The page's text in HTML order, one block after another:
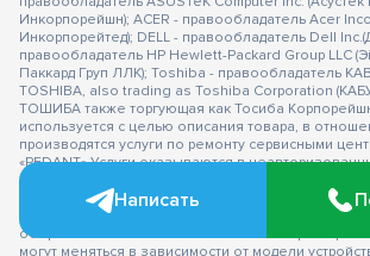
Инкорпорейшн); ACER - правообладатель Acer
Инкорпорейтед); DELL - правообладатель Dell
правообладатель HP Hewlett-Packard Group LLC
Паккард Груп ЛЛК); Toshiba - правообладатель
TOSHIBA, also trading as Toshiba Corporation
ТОШИБА также торгующая как Тосиба
используется с целью описания товара, в
производятся услуги по ремонту сервисными
«PEDANT».Услуги оказываются в
центрах «PEDANT», не связанными с компаниями
товарных знаков и/или с ее официальными
отношении товаров, которые уже были введены в
оборот в смысле статьи 1487 ГК РФ ** - время
могут меняться в зависимости от модели
Написать